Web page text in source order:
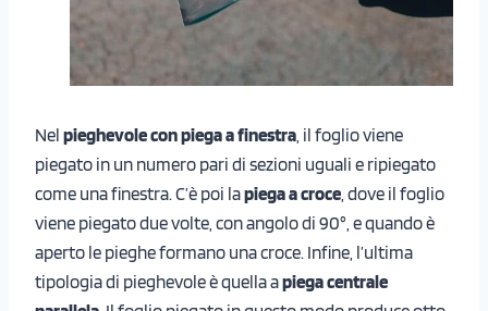
Nel pieghevole con piega a finestra, il foglio viene
piegato in un numero pari di sezioni uguali e ripiegato
come una finestra. C’è poi lapiega a croce, dove il foglio
viene piegato due volte, con angolo di 90°, e quando è
aperto le pieghe formano una croce. Infine, l’ultima
tipologia di pieghevole è quella apiega centrale